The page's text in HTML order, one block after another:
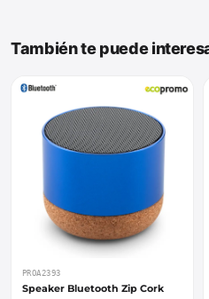
También te puede
PROA2393
Speaker Bluetooth Zip Cork